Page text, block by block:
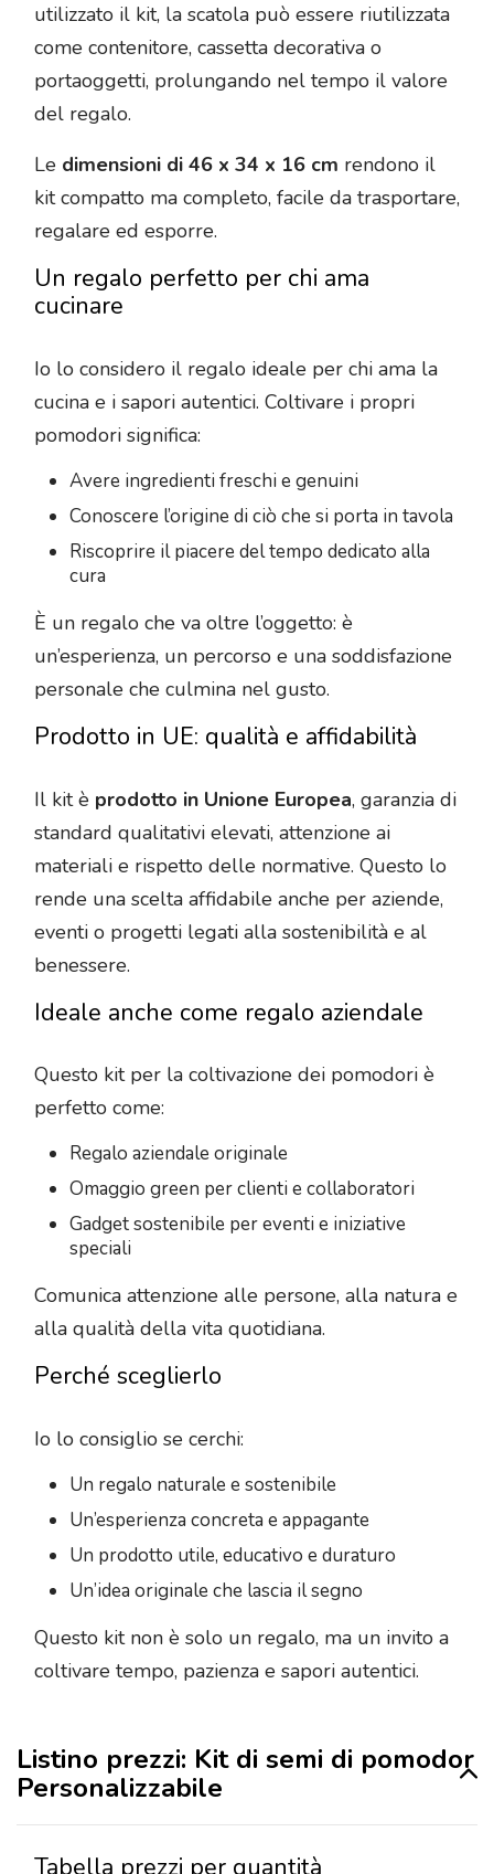
utilizzato il kit, la scatola può essere riutilizzata
come contenitore, cassetta decorativa o
portaoggetti, prolungando nel tempo il valore
del regalo.
Le dimensioni di 46 x 34 x 16 cm rendono il
kit compatto ma completo, facile da trasportare,
regalare ed esporre.
Un regalo perfetto per chi ama
cucinare
Io lo considero il regalo ideale per chi ama la
cucina e i sapori autentici. Coltivare i propri
pomodori significa:
Avere ingredienti freschi e genuini
Conoscere l’origine di ciò che si porta in tavola
Riscoprire il piacere del tempo dedicato alla
cura
È un regalo che va oltre l’oggetto: è
un’esperienza, un percorso e una soddisfazione
personale che culmina nel gusto.
Prodotto in UE: qualità e affidabilità
Il kit è prodotto in Unione Europea, garanzia di
standard qualitativi elevati, attenzione ai
materiali e rispetto delle normative. Questo lo
rende una scelta affidabile anche per aziende,
eventi o progetti legati alla sostenibilità e al
benessere.
Ideale anche come regalo aziendale
Questo kit per la coltivazione dei pomodori è
perfetto come:
Regalo aziendale originale
Omaggio green per clienti e collaboratori
Gadget sostenibile per eventi e iniziative
speciali
Comunica attenzione alle persone, alla natura e
alla qualità della vita quotidiana.
Perché sceglierlo
Io lo consiglio se cerchi:
Un regalo naturale e sostenibile
Un’esperienza concreta e appagante
Un prodotto utile, educativo e duraturo
Un’idea originale che lascia il segno
Questo kit non è solo un regalo, ma un invito a
coltivare tempo, pazienza e sapori autentici.
Listino prezzi: Kit di semi di pomodor
Personalizzabile
Tabella prezzi per quantità